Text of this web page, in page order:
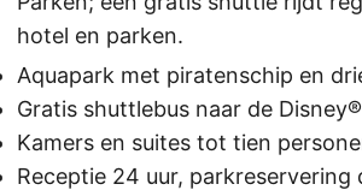
hotel en parken.
Aquapark met piratenschip en
Gratis shuttlebus naar de
Kamers en suites tot tien
Receptie 24 uur, parkreservering